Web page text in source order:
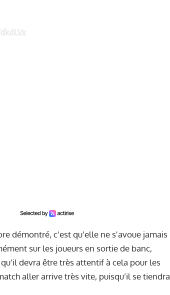
démontré, c'est qu'elle ne s'avoue jamais
sur les joueurs en sortie de banc,
devra être très attentif à cela pour les
aller arrive très vite, puisqu’il se tiendra